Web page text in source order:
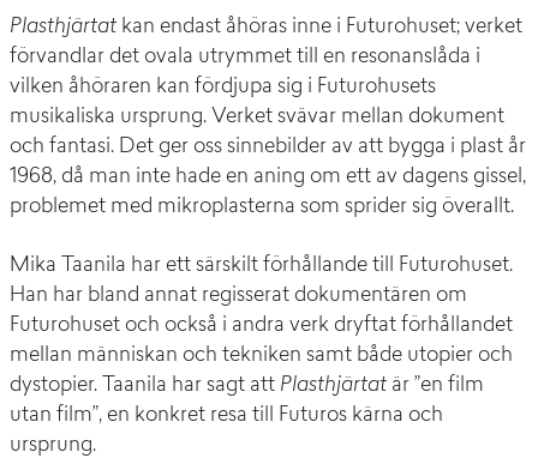
Plasthjärtat kan endast åhöras inne i Futurohuset; verket
förvandlar det ovala utrymmet till en resonanslåda i
vilken åhöraren kan fördjupa sig i Futurohusets
musikaliska ursprung. Verket svävar mellan dokument
och fantasi. Det ger oss sinnebilder av att bygga i plast år
1968, då man inte hade en aning om ett av dagens gissel,
problemet med mikroplasterna som sprider sig överallt.
Mika Taanila har ett särskilt förhållande till Futurohuset.
Han har bland annat regisserat dokumentären om
Futurohuset och också i andra verk dryftat förhållandet
mellan människan och tekniken samt både utopier och
dystopier. Taanila har sagt att Plasthjärtat är ”en film
utan film”, en konkret resa till Futuros kärna och
ursprung.